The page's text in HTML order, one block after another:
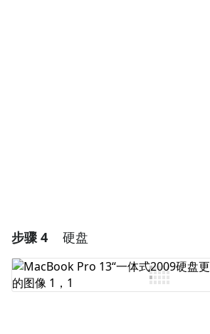
步骤 4 硬盘